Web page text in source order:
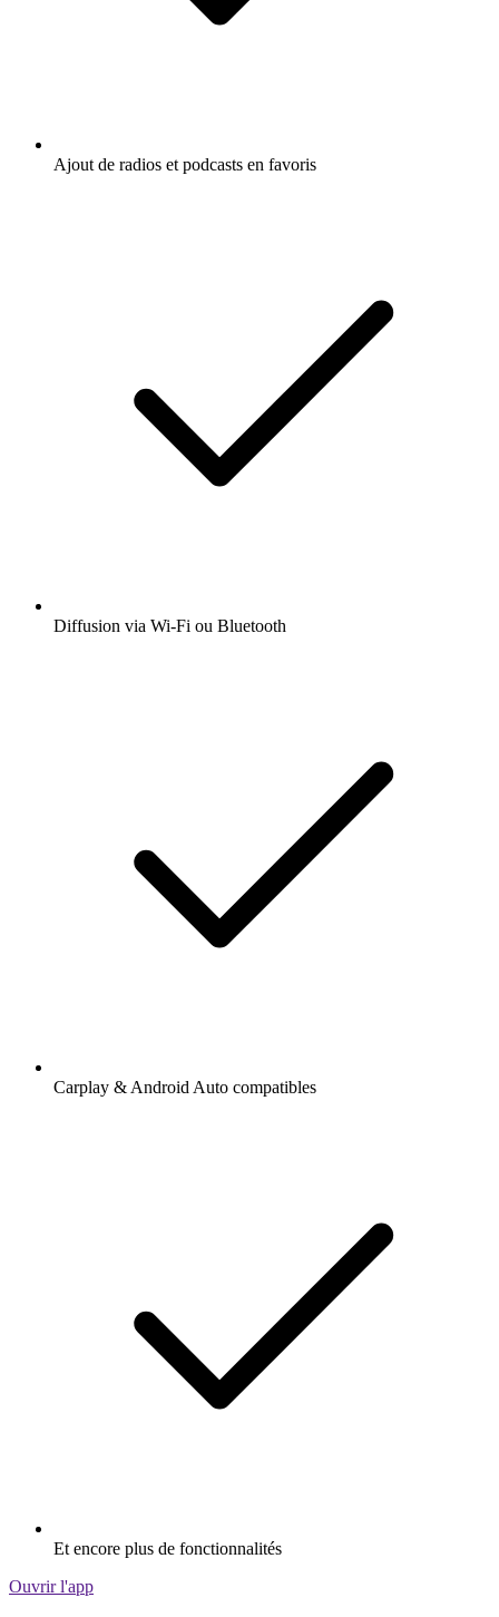
Ajout de radios et podcasts en favoris
Diffusion via Wi-Fi ou Bluetooth
Carplay & Android Auto compatibles
Et encore plus de fonctionnalités
Ouvrir l'app